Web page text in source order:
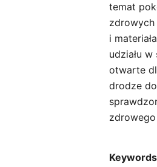
temat
zdrowych
i
udziału
otwarte
drodze